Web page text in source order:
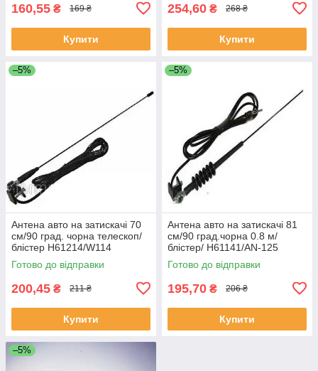
160,55 ₴ 169 ₴
Купити
254,60 ₴ 268 ₴
Купити
–5%
Антена авто на затискачі 70
см/90 град. чорна телескоп/
блістер Н61214/W114
Готово до відправки
200,45 ₴ 211 ₴
Купити
–5%
Антена авто на затискачі 81
см/90 град.чорна 0.8 м/
блістер/ Н61141/АN-125
Ходова!
Готово до відправки
195,70 ₴ 206 ₴
Купити
–5%